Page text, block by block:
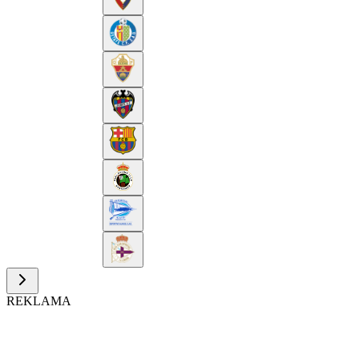
REKLAMA